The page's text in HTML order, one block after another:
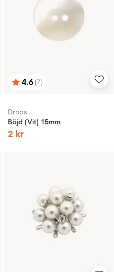
Betyg:
4.6(7)
utav 5 stjärnor
Drops
Böjd (Vit) 15mm
2 kr